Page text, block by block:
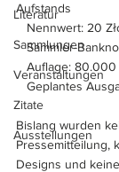
Literatur
Sammlungen
Veranstaltungen
Zitate
Ausstellungen
Aufstands
Nennwert: 20
Sammler-
Auflage:
Geplantes
Bislang wurden
Pressemitteilung,
Designs und